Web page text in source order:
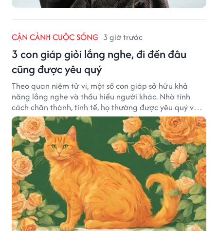
CẬN CẢNH CUỘC SỐNG 3 giờ trước
3 con giáp giỏi lắng nghe, đi đến đâu
cũng được yêu quý
Theo quan niệm tử vi, một số con giáp sở hữu khả
năng lắng nghe và thấu hiểu người khác. Nhờ tính
cách chân thành, tinh tế, họ thường được yêu quý và
tạo dựng nhiều mối quan hệ tốt đẹp.